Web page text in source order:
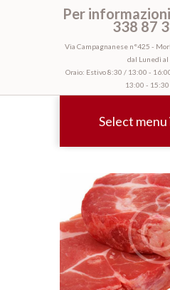
Per
338 87
Via Campagnanese n°425 -
dal Lunedì al
Oraio: Estivo 8:30 / 13:00 -
13:00 -
Select